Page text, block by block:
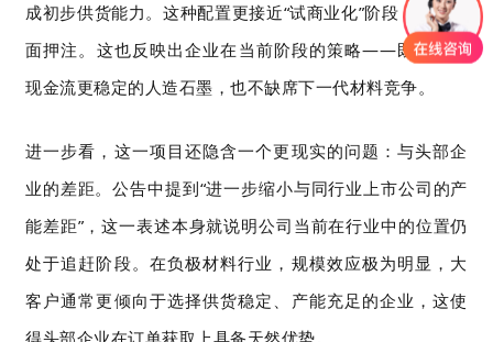
成初步供货能力。这种配置更接近“试商业化”阶段，而非全
面押注。这也反映出企业在当前阶段的策略——既不放弃
现金流更稳定的人造石墨，也不缺席下一代材料竞争。
进一步看，这一项目还隐含一个更现实的问题：与头部企
业的差距。公告中提到“进一步缩小与同行业上市公司的产
能差距”，这一表述本身就说明公司当前在行业中的位置仍
处于追赶阶段。在负极材料行业，规模效应极为明显，大
客户通常更倾向于选择供货稳定、产能充足的企业，这使
得头部企业在订单获取上具备天然优势。